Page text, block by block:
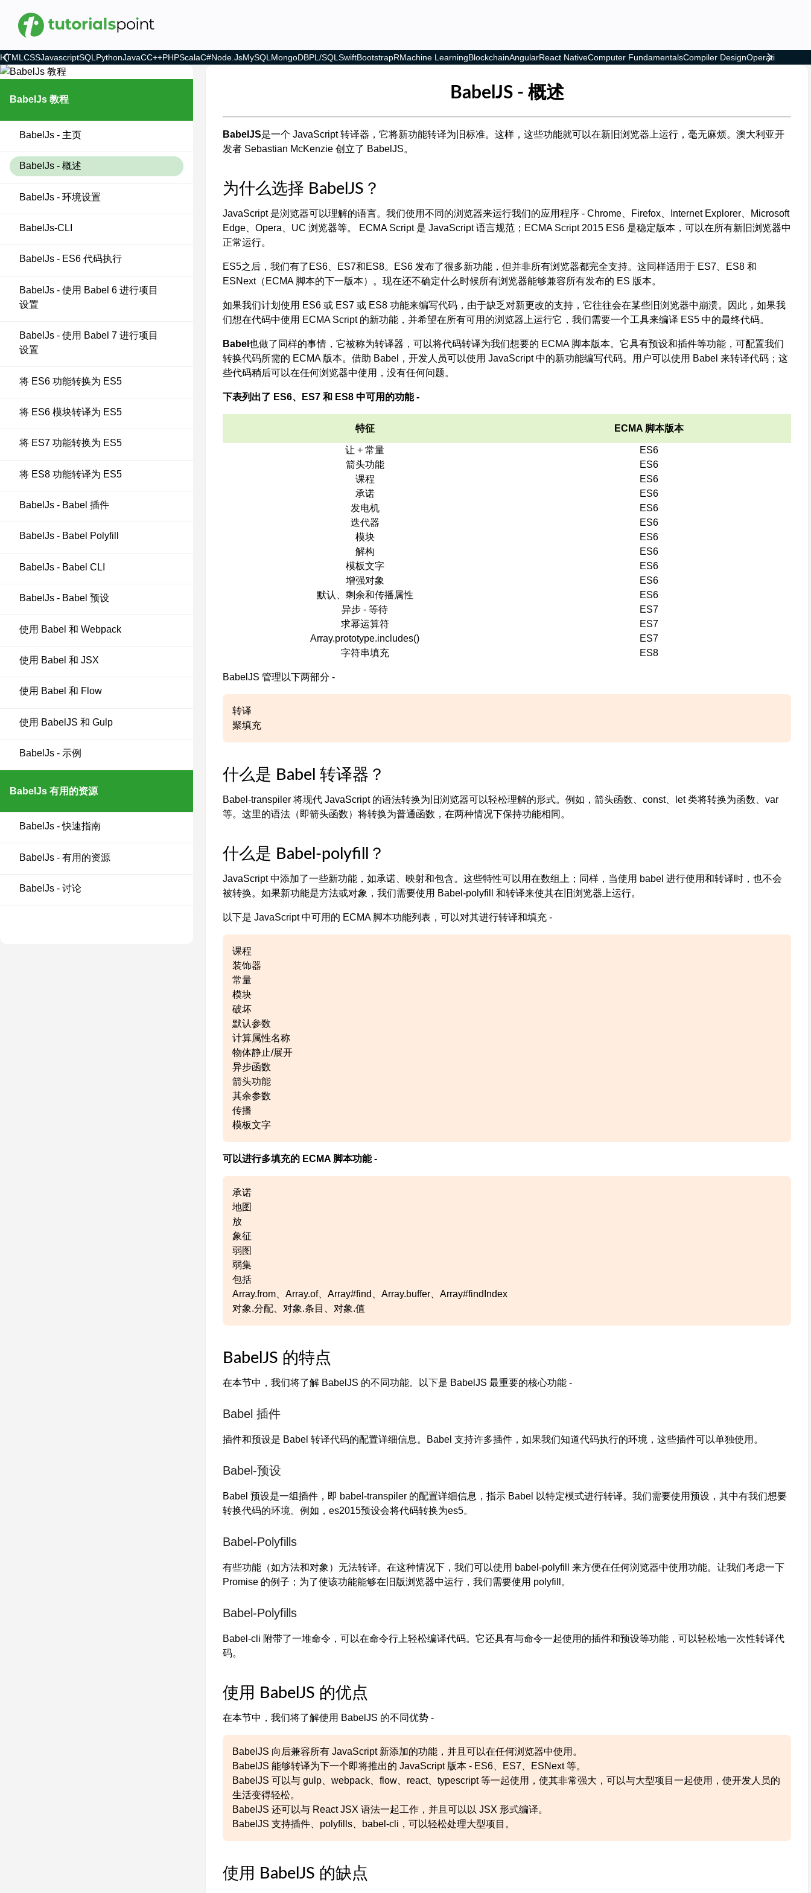
HTML CSSJavascriptSQL PythonJavaCC++PHPScalaC#Node.jsMySQL MongoDBPL/SQL SwiftBootstrapRMachine LearningBlockchainAngularReact NativeComputer FundamentalsCompiler DesignOperating
BabelJs 教程
BabelJs - 主页
BabelJs - 概述
BabelJs - 环境设置
BabelJs-CLI
BabelJs - ES6 代码执行
BabelJs - 使用 Babel 6 进行项目
设置
BabelJs - 使用 Babel 7 进行项目
设置
将 ES6 功能转换为 ES5
将 ES6 模块转译为 ES5
将 ES7 功能转换为 ES5
将 ES8 功能转译为 ES5
BabelJs - Babel 插件
BabelJs - Babel Polyfill
BabelJs - Babel CLI
BabelJs - Babel 预设
使用 Babel 和 Webpack
使用 Babel 和 JSX
使用 Babel 和 Flow
使用 BabelJS 和 Gulp
BabelJs - 示例
BabelJs 有用的资源
BabelJs - 快速指南
BabelJs - 有用的资源
BabelJs - 讨论
BabelJS - 概述
BabelJS是一个 JavaScript 转译器，它将新功能转译为旧标准。这样，这些功能就可以在新旧浏览器上运行，毫无麻烦。澳大利亚开
发者 Sebastian McKenzie 创立了 BabelJS。
为什么选择 BabelJS？
JavaScript 是浏览器可以理解的语言。我们使用不同的浏览器来运行我们的应用程序 - Chrome、Firefox、Internet Explorer、Microsoft
Edge、Opera、UC 浏览器等。 ECMA Script 是 JavaScript 语言规范；ECMA Script 2015 ES6 是稳定版本，可以在所有新旧浏览器中
正常运行。
ES5之后，我们有了ES6、ES7和ES8。ES6 发布了很多新功能，但并非所有浏览器都完全支持。这同样适用于 ES7、ES8 和
ESNext（ECMA 脚本的下一版本）。现在还不确定什么时候所有浏览器能够兼容所有发布的 ES 版本。
如果我们计划使用 ES6 或 ES7 或 ES8 功能来编写代码，由于缺乏对新更改的支持，它往往会在某些旧浏览器中崩溃。因此，如果我
们想在代码中使用 ECMA Script 的新功能，并希望在所有可用的浏览器上运行它，我们需要一个工具来编译 ES5 中的最终代码。
Babel 也做了同样的事情，它被称为转译器，可以将代码转译为我们想要的 ECMA 脚本版本。它具有预设和插件等功能，可配置我们
转换代码所需的 ECMA 版本。借助 Babel，开发人员可以使用 JavaScript 中的新功能编写代码。用户可以使用 Babel 来转译代码；这
些代码稍后可以在任何浏览器中使用，没有任何问题。
下表列出了 ES6、ES7 和 ES8 中可用的功能 -
特征 ECMA 脚本版本
让 + 常量
ES6
箭头功能
ES6
课程
ES6
承诺
ES6
发电机
ES6
迭代器
ES6
模块
ES6
解构
ES6
模板文字
ES6
增强对象
ES6
默认、剩余和传播属性
ES6
异步 - 等待
ES7
求幂运算符
ES7
Array.prototype.includes()
ES7
字符串填充
ES8
BabelJS 管理以下两部分 -
转译
聚填充
什么是 Babel 转译器？
Babel-transpiler 将现代 JavaScript 的语法转换为旧浏览器可以轻松理解的形式。例如，箭头函数、const、let 类将转换为函数、var
等。这里的语法（即箭头函数）将转换为普通函数，在两种情况下保持功能相同。
什么是 Babel-polyfill？
JavaScript 中添加了一些新功能，如承诺、映射和包含。这些特性可以用在数组上；同样，当使用 babel 进行使用和转译时，也不会
被转换。如果新功能是方法或对象，我们需要使用 Babel-polyfill 和转译来使其在旧浏览器上运行。
以下是 JavaScript 中可用的 ECMA 脚本功能列表，可以对其进行转译和填充 -
课程
装饰器
常量
模块
破坏
默认参数
计算属性名称
物体静止/展开
异步函数
箭头功能
其余参数
传播
模板文字
可以进行多填充的 ECMA 脚本功能 -
承诺
地图
放
象征
弱图
弱集
包括
Array.from、Array.of、Array#find、Array.buffer、Array#findIndex
对象.分配、对象.条目、对象.值
BabelJS 的特点
在本节中，我们将了解 BabelJS 的不同功能。以下是 BabelJS 最重要的核心功能 -
Babel 插件
插件和预设是 Babel 转译代码的配置详细信息。Babel 支持许多插件，如果我们知道代码执行的环境，这些插件可以单独使用。
Babel-预设
Babel 预设是一组插件，即 babel-transpiler 的配置详细信息，指示 Babel 以特定模式进行转译。我们需要使用预设，其中有我们想要
转换代码的环境。例如， es2015预设会将代码转换为es5。
Babel-Polyfills
有些功能（如方法和对象）无法转译。在这种情况下，我们可以使用 babel-polyfill 来方便在任何浏览器中使用功能。让我们考虑一下
Promise 的例子；为了使该功能能够在旧版浏览器中运行，我们需要使用 polyfill。
Babel-Polyfills
Babel-cli 附带了一堆命令，可以在命令行上轻松编译代码。它还具有与命令一起使用的插件和预设等功能，可以轻松地一次性转译代
码。
使用 BabelJS 的优点
在本节中，我们将了解使用 BabelJS 的不同优势 -
BabelJS 向后兼容所有 JavaScript 新添加的功能，并且可以在任何浏览器中使用。
BabelJS 能够转译为下一个即将推出的 JavaScript 版本 - ES6、ES7、ESNext 等。
BabelJS 可以与 gulp、webpack、flow、react、typescript 等一起使用，使其非常强大，可以与大型项目一起使用，使开发人员的
生活变得轻松。
BabelJS 还可以与 React JSX 语法一起工作，并且可以以 JSX 形式编译。
BabelJS 支持插件、polyfills、babel-cli，可以轻松处理大型项目。
使用 BabelJS 的缺点